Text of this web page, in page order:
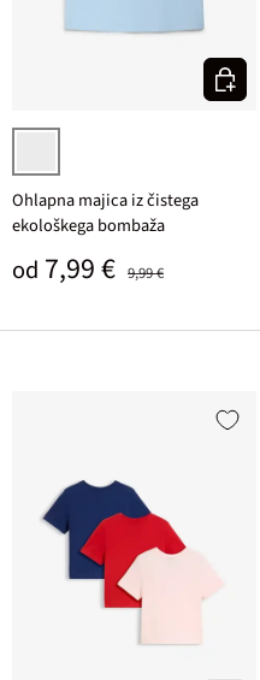
svetlo modra potiskana
Ohlapna majica iz čistega
ekološkega bombaža
Prodajna cena
od 7,99 € 9,99 €
Izberi